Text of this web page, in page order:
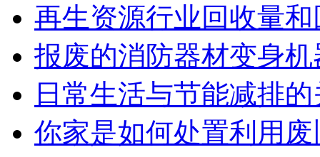
再生资源行业回收量
报废的消防器材变身机
日常生活与节能减排
你家是如何处置利用